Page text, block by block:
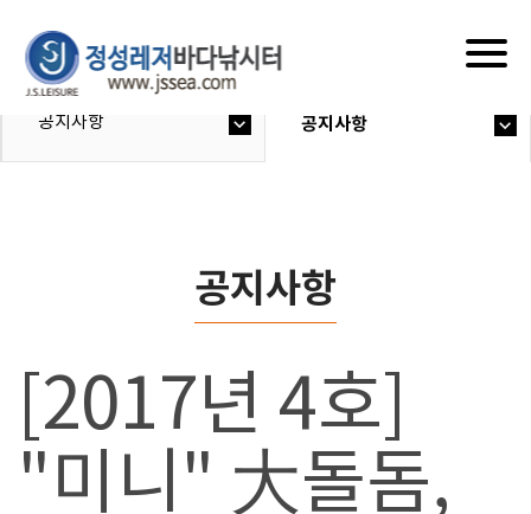
공지사항 공지사항
공지사항
[2017년 4호]
"미니" 大돌돔,